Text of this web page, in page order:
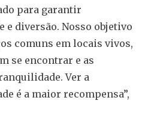
para garantir
e diversão. Nosso objetivo
comuns em locais vivos,
se encontrar e as
Ver a
é a maior recompensa”,